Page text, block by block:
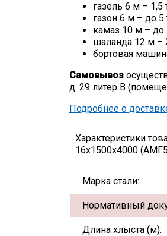
газель 6 м – 1,5
газон 6 м – до 5
камаз 10 м – до
шаланда 12 м –
бортовая
Самовывоз
д. 29 литер В
Подробнее о
Характеристики
16х1500х4000
Марка стали:
Нормативный
Длина хлыста (м):